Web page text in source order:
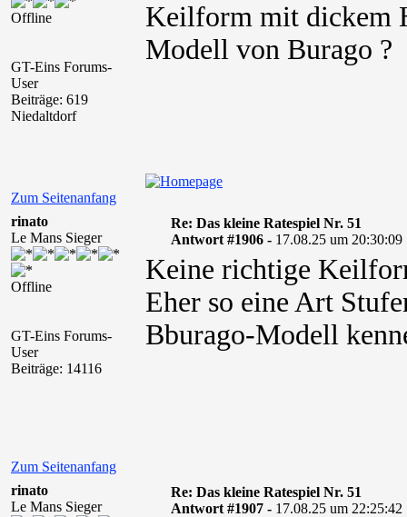
Offline
GT-Eins Forums-
User
Beiträge: 619
Niedaltdorf
Keilform mit dickem
Modell von Burago ?
Zum Seitenanfang
rinato
Le Mans Sieger
Offline
GT-Eins Forums-
User
Beiträge: 14116
Re: Das kleine Ratespiel Nr. 51
Antwort #1906 - 17.08.25 um 20:30:09
Keine richtige
Eher so eine Art
Bburago-Modell
Zum Seitenanfang
rinato
Le Mans Sieger
Re: Das kleine Ratespiel Nr. 51
Antwort #1907 - 17.08.25 um 22:25:42